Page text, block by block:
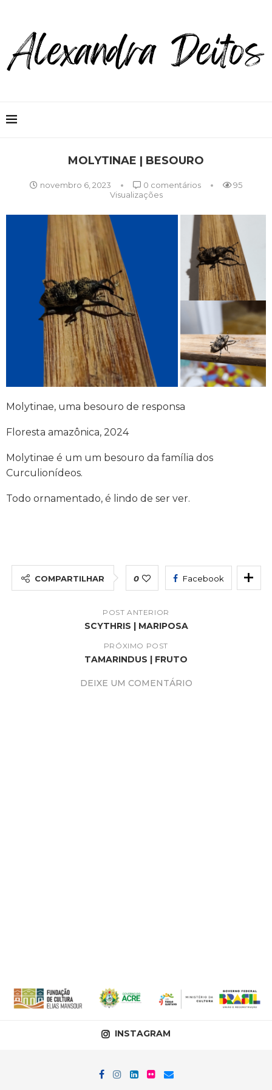
MOLYTINAE | BESOURO
novembro 6, 2023 0 comentários
95
Visualizações
Molytinae, uma besouro de responsa
Floresta amazônica, 2024
Molytinae é um um besouro da família dos
Curculionídeos.
Todo ornamentado, é lindo de ser ver.
COMPARTILHAR 0 Facebook
POST ANTERIOR
SCYTHRIS | MARIPOSA
PRÓXIMO POST
TAMARINDUS | FRUTO
DEIXE UM COMENTÁRIO
INSTAGRAM